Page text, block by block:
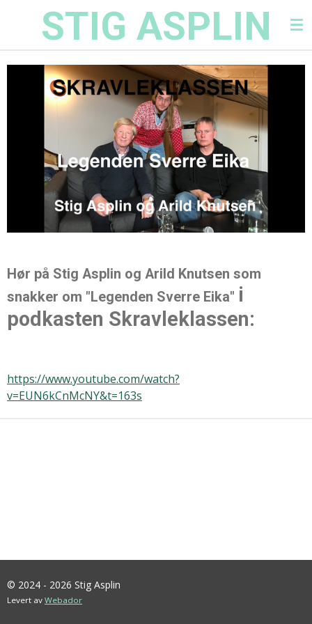
STIG ASPLIN
Hør på Stig Asplin og Arild Knutsen som
snakker om "Legenden Sverre Eika" i
podkasten Skravleklassen:
https://www.youtube.com/watch?
v=EUN6kCnMcNY&t=163s
© 2024 - 2026 Stig Asplin
Levert av Webador